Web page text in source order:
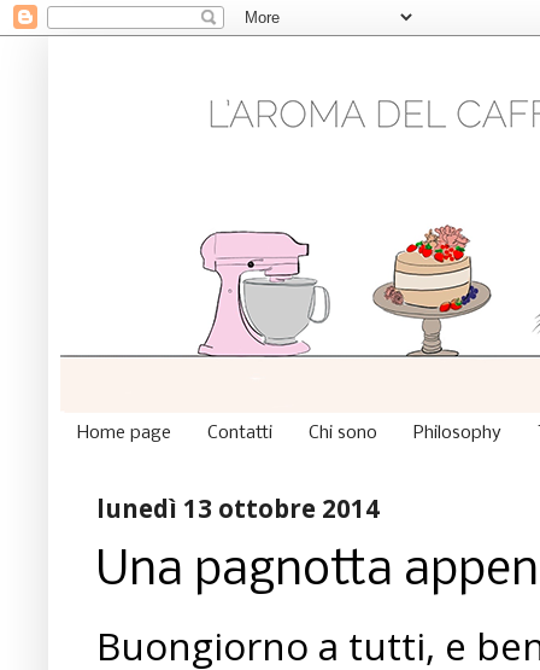
Home page Contatti Chi sono Philosophy
lunedì 13 ottobre 2014
Una pagnotta
Buongiorno a tutti, e